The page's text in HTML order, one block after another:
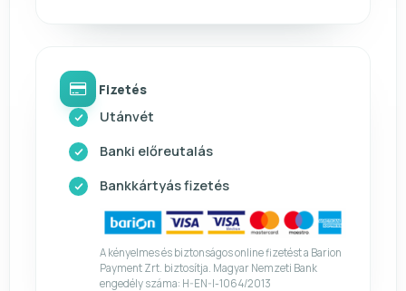
Fizetés
Utánvét
Banki előreutalás
Bankkártyás fizetés
A kényelmes és biztonságos online fizetést a Barion
Payment Zrt. biztosítja. Magyar Nemzeti Bank
engedély száma: H-EN-I-1064/2013